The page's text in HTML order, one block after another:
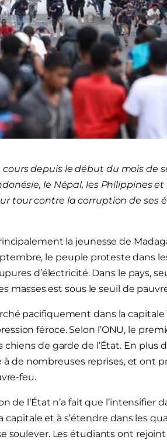
depuis le début du mois de
le Népal, les Philippines
tour contre la corruption de ses
la jeunesse de
le peuple proteste dans
d’électricité. Dans le pays,
masses est sous le seuil de
pacifiquement dans la capitale
féroce. Selon l’ONU, le
de garde de l’État. En plus
de nombreuses reprises, et ont
feu.
de l’État n’a fait que l’intensifier
et à s’étendre dans les
soulever. Les étudiants ont